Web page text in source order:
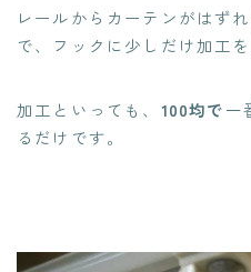
レールからカーテンがはず
で、フックに少しだけ加工を
加工といっても、 100均で一
るだけです。